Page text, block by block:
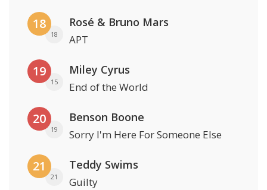
18
18
Rosé & Bruno Mars
APT
19
15
Miley Cyrus
End of the World
20
19
Benson Boone
Sorry I'm Here For Someone Else
21
21
Teddy Swims
Guilty